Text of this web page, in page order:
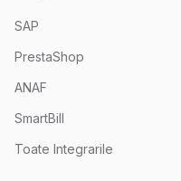
SAP
PrestaShop
ANAF
SmartBill
Toate Integrarile